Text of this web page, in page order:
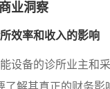
业洞察
效率和收入的影响
设备的诊所业主和